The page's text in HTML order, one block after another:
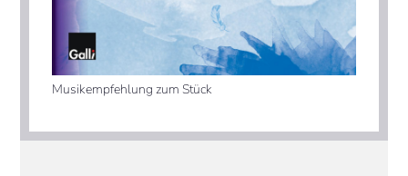
Musikempfehlung zum Stück